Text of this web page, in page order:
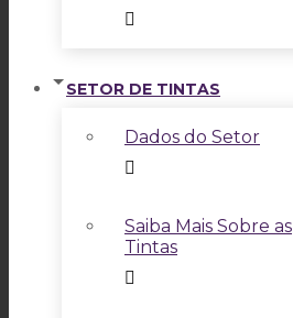
SETOR DE TINTAS
Dados do Setor
Saiba Mais Sobre as
Tintas